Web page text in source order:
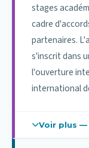
La sélection
critères
Excellence
Cohérence
Niveau
partenaires.
stages
cadre
partenaires.
s'inscrit dans
l'ouverture
international
Voir plus —